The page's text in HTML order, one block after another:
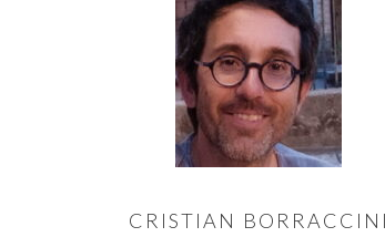
CRISTIAN BORRACCINI